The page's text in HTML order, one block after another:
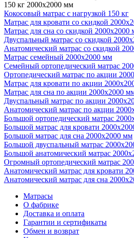
150 кг 2000х2000 мм
Кокосовый матрас с нагрузкой 150 кг
Матрас для кровати со скидкой
Матрас для сна со скидкой 2000х2000
Двуспальный матрас со скидкой
Анатомический матрас со скидкой
Матрас семейный 2000х2000 мм
Семейный ортопедический матрас
Ортопедический матрас по акции
Матрас для кровати по акции
Матрас для сна по акции 2000х2000
Двуспальный матрас по акции
Анатомический матрас по акции
Большой ортопедический матрас
Большой матрас для кровати
Большой матрас для сна 2000х2000 мм
Большой двуспальный матрас
Большой анатомический матрас
Огромный ортопедический матрас
Анатомический матрас для кровати
Анатомический матрас для сна
Матрасы
О фабрике
Доставка и оплата
Гарантии и сертификаты
Обмен и возврат